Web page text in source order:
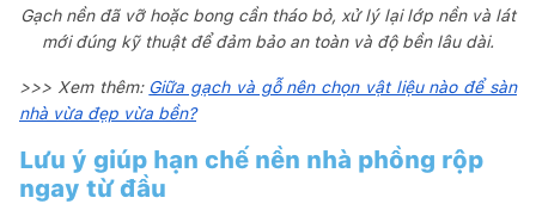
Gạch nền đã vỡ hoặc bong cần tháo bỏ, xử lý lại lớp nền và lát
mới đúng kỹ thuật để đảm bảo an toàn và độ bền lâu dài.
>>> Xem thêm: Giữa gạch và gỗ nên chọn vật liệu nào để sàn
nhà vừa đẹp vừa bền?
Lưu ý giúp hạn chế nền nhà phồng rộp
ngay từ đầu